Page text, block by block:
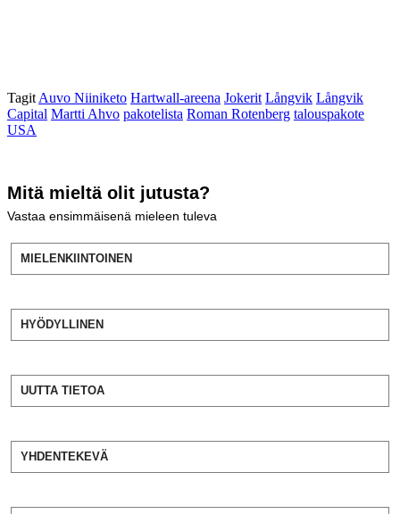
Tagit Auvo Niiniketo Hartwall-areena Jokerit Långvik Långvik
Capital Martti Ahvo pakotelista Roman Rotenberg talouspakote
USA
Mitä mieltä olit jutusta?
Vastaa ensimmäisenä mieleen tuleva
MIELENKIINTOINEN
HYÖDYLLINEN
UUTTA TIETOA
YHDENTEKEVÄ